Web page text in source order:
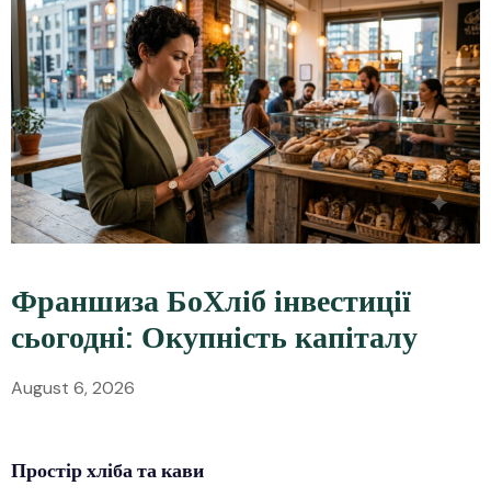
Франшиза БоХліб інвестиції
сьогодні: Окупність капіталу
August 6, 2026
Простірхлібата кави